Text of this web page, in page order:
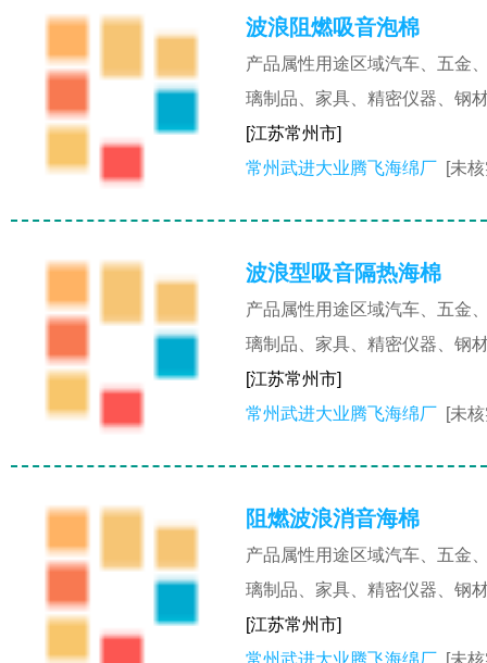
波浪阻燃吸音泡棉
产品属性用途区域汽车、五金
璃制品、家具、精密仪器、钢
[江苏常州市]
常州武进大业腾飞海绵厂 [未
波浪型吸音隔热海棉
产品属性用途区域汽车、五金
璃制品、家具、精密仪器、钢
[江苏常州市]
常州武进大业腾飞海绵厂 [未
阻燃波浪消音海棉
产品属性用途区域汽车、五金
璃制品、家具、精密仪器、钢
[江苏常州市]
常州武进大业腾飞海绵厂 [未